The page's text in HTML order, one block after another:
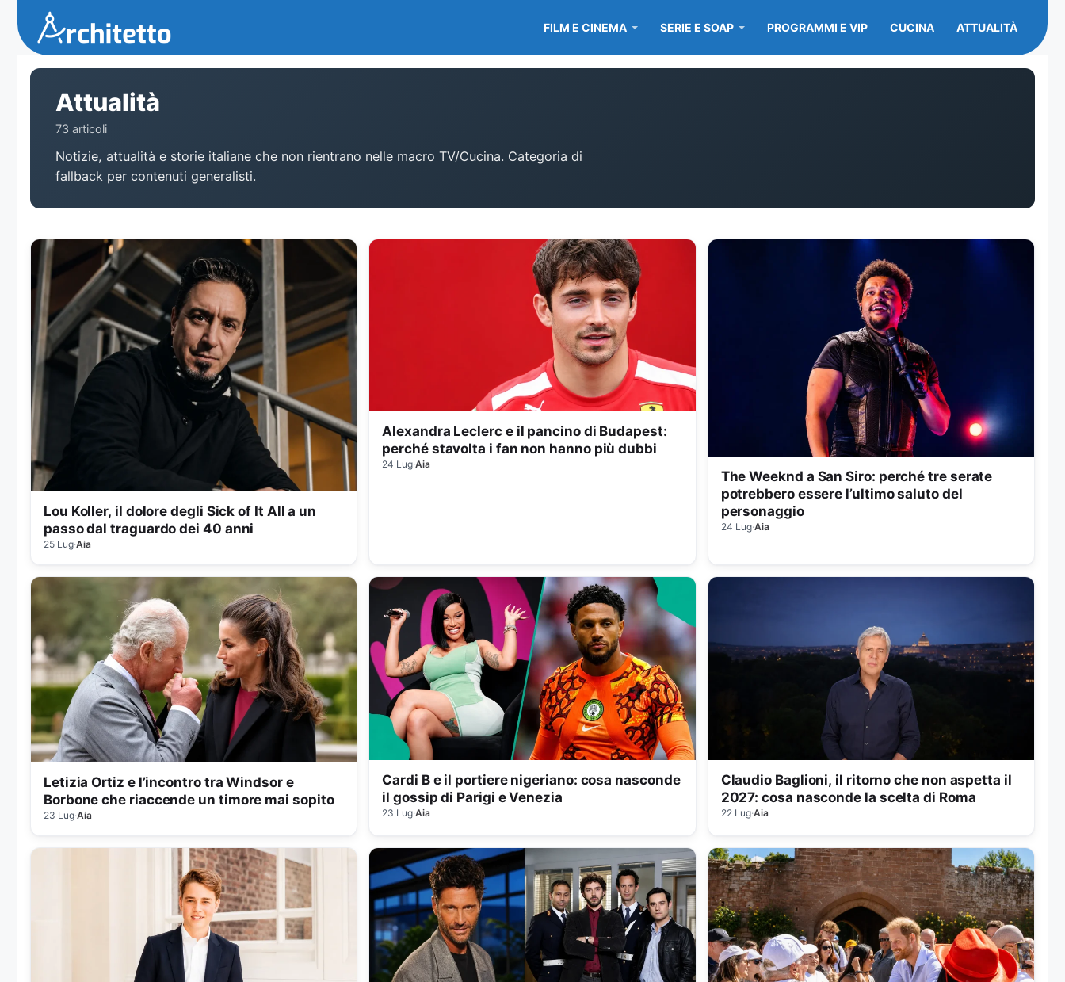
contenuto
FILM E CINEMA SERIE E SOAP PROGRAMMI E VIP CUCINA ATTUALITÀ
Attualità
73 articoli
Notizie, attualità e storie italiane che non rientrano nelle macro TV/Cucina. Categoria di
fallback per contenuti generalisti.
Lou Koller, il dolore degli Sick of It All a un
passo dal traguardo dei 40 anni
25 Lug·Aia
Alexandra Leclerc e il pancino di Budapest:
perché stavolta i fan non hanno più dubbi
24 Lug·Aia
The Weeknd a San Siro: perché tre serate
potrebbero essere l’ultimo saluto del
personaggio
24 Lug·Aia
Letizia Ortiz e l’incontro tra Windsor e
Borbone che riaccende un timore mai sopito
23 Lug·Aia
Cardi B e il portiere nigeriano: cosa nasconde
il gossip di Parigi e Venezia
23 Lug·Aia
Claudio Baglioni, il ritorno che non aspetta il
2027: cosa nasconde la scelta di Roma
22 Lug·Aia